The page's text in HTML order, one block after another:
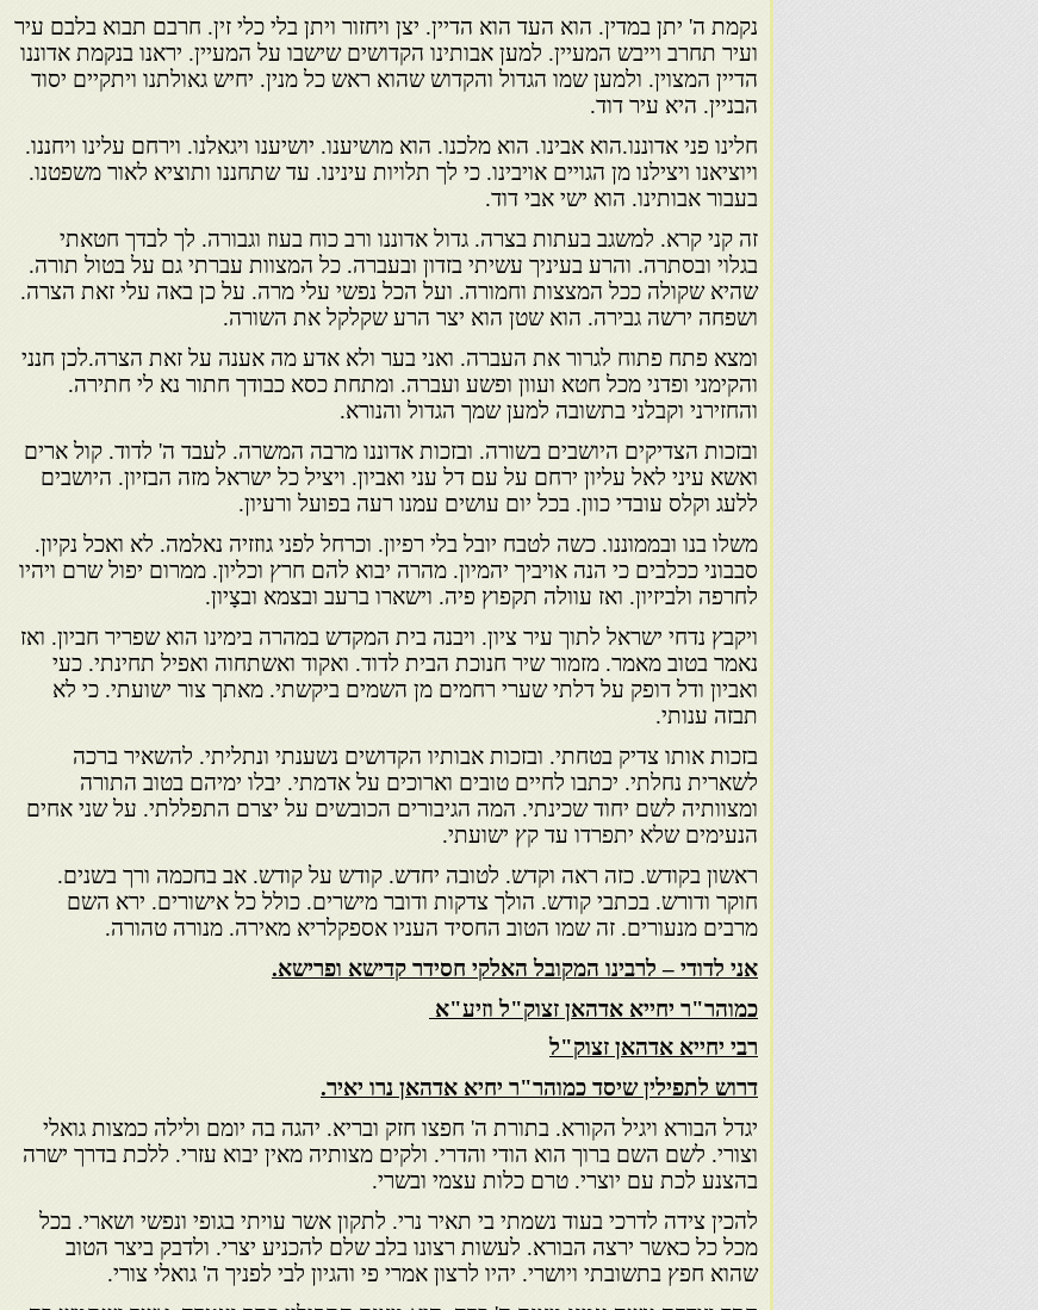
נקמת ה' יתן במדין. הוא העד הוא הדיין. יצן ויחזור ויתן בלי כלי זין. חרבם תבוא בלבם עיר
ועיר תחרב וייבש המעיין. למען אבותינו הקדושים שישבו על המעיין. יראנו בנקמת אדוננו
הדיין המצוין. ולמען שמו הגדול והקדוש שהוא ראש כל מנין. יחיש גאולתנו ויתקיים יסוד
הבניין. היא עיר דוד.
חלינו פני אדוננו.הוא אבינו. הוא מלכנו. הוא מושיענו. יושיענו ויגאלנו. וירחם עלינו ויחננו.
ויוציאנו ויצילנו מן הגויים אויבינו. כי לך תלויות עינינו. עד שתחננו ותוציא לאור משפטנו.
בעבור אבותינו. הוא ישי אבי דוד.
זה קני קרא. למשגב בעתות בצרה. גדול אדוננו ורב כוח בעוז וגבורה. לך לבדך חטאתי
בגלוי ובסתרה. והרע בעיניך עשיתי בזדון ובעברה. כל המצוות עברתי גם על בטול תורה.
שהיא שקולה ככל המצצות וחמורה. ועל הכל נפשי עלי מרה. על כן באה עלי זאת הצרה.
ושפחה ירשה גבירה. הוא שטן הוא יצר הרע שקלקל את השורה.
ומצא פתח פתוח לגרור את העברה. ואני בער ולא אדע מה אענה על זאת הצרה.לכן חנני
והקימני ופדני מכל חטא ועוון ופשע ועברה. ומתחת כסא כבודך חתור נא לי חתירה.
והחזירני וקבלני בתשובה למען שמך הגדול והנורא.
ובזכות הצדיקים היושבים בשורה. ובזכות אדוננו מרבה המשרה. לעבד ה' לדוד. קול ארים
ואשא עיני לאל עליון ירחם על עם דל עני ואביון. ויציל כל ישראל מזה הבזיון. היושבים
ללעג וקלס עובדי כוון. בכל יום עושים עמנו רעה בפועל ורעיון.
משלו בנו ובממוננו. כשה לטבח יובל בלי רפיון. וכרחל לפני גוזזיה נאלמה. לא ואכל נקיון.
סבבוני ככלבים כי הנה אויביך יהמיון. מהרה יבוא להם חרץ וכליון. ממרום יפול שרם ויהיו
לחרפה ולביזיון. ואז עוולה תקפוץ פיה. וישארו ברעב ובצמא ובצָיון.
ויקבץ נדחי ישראל לתוך עיר ציון. ויבנה בית המקדש במהרה בימינו הוא שפריר חביון. ואז
נאמר בטוב מאמר. מזמור שיר חנוכת הבית לדוד. ואקוד ואשתחוה ואפיל תחינתי. כעי
ואביון ודל דופק על דלתי שערי רחמים מן השמים ביקשתי. מאתך צור ישועתי. כי לא
תבזה ענותי.
בזכות אותו צדיק בטחתי. ובזכות אבותיו הקדושים נשענתי ונתליתי. להשאיר ברכה
לשארית נחלתי. יכתבו לחיים טובים וארוכים על אדמתי. יבלו ימיהם בטוב התורה
ומצוותיה לשם יחוד שכינתי. המה הגיבורים הכובשים על יצרם התפללתי. על שני אחים
הנעימים שלא יתפרדו עד קץ ישועתי.
ראשון בקודש. כזה ראה וקדש. לטובה יחדש. קודש על קודש. אב בחכמה ורך בשנים.
חוקר ודורש. בכתבי קודש. הולך צדקות ודובר מישרים. כולל כל אישורים. ירא השם
מרבים מנעורים. זה שמו הטוב החסיד העניו אספקלריא מאירה. מנורה טהורה.
אני לדודי – לרבינו המקובל האלקי חסידר קדישא ופרישא.
כמוהר"ר יחייא אדהאן זצוק"ל וזיע"א
רבי יחייא אדהאן זצוק"ל
דרוש לתפילין שיסד כמוהר"ר יחיא אדהאן נרו יאיר.
יגדל הבורא ויגיל הקורא. בתורת ה' חפצו חזק ובריא. יהגה בה יומם ולילה כמצות גואלי
וצורי. לשם השם ברוך הוא הודי והדרי. ולקים מצותיה מאין יבוא עזרי. ללכת בדרך ישרה
בהצנע לכת עם יוצרי. טרם כלות עצמי ובשרי.
להכין צידה לדרכי בעוד נשמתי בי תאיר נרי. לתקון אשר עויתי בגופי ונפשי ושארי. בכל
מכל כל כאשר ירצה הבורא. לעשות רצונו בלב שלם להכניע יצרי. ולדבק ביצר הטוב
שהוא חפץ בתשובתי ויושרי. יהיו לרצון אמרי פי והגיון לבי לפניך ה' גואלי צורי.